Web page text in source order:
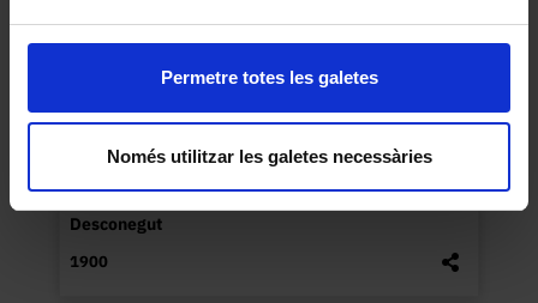
Permetre totes les galetes
Només utilitzar les galetes necessàries
Desconegut
1900